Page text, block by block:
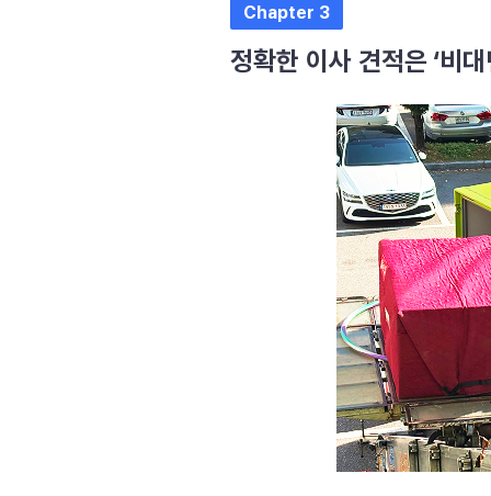
Chapter 3
정확한 이사 견적은 ‘비대